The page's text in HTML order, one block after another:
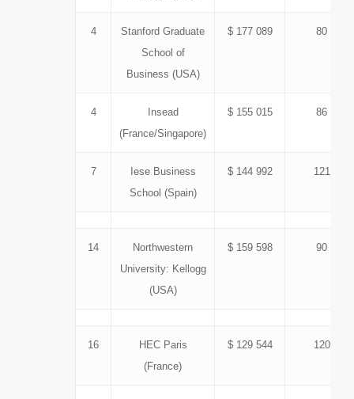
4
Stanford Graduate
School of
Business (USA)
$ 177 089 80
4
Insead
(France/Singapore)
$ 155 015 86
7
Iese Business
School (Spain)
$ 144 992 121
14
Northwestern
University: Kellogg
(USA)
$ 159 598 90
16
HEC Paris
(France)
$ 129 544 120